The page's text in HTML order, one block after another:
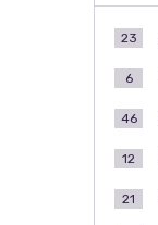
23
6
46
12
21